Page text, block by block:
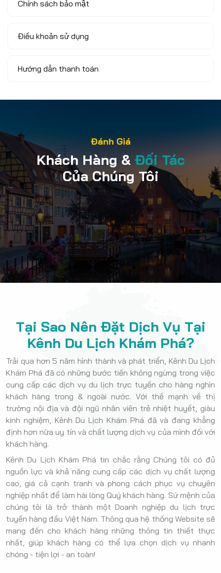
Chính sách bảo mật
Điều khoản sử dụng
Hướng dẫn thanh toán
Đánh Giá
Khách Hàng & Đối Tác
Của Chúng Tôi
Tại Sao Nên Đặt Dịch Vụ Tại
Kênh Du Lịch Khám Phá?
Trải qua hơn 5 năm hình thành và phát triển, Kênh Du Lịch
Khám Phá đã có những bước tiến không ngừng trong việc
cung cấp các dịch vụ du lịch trực tuyến cho hàng nghìn
khách hàng trong & ngoài nước. Với thế mạnh về thị
trường nội địa và đội ngũ nhân viên trẻ nhiệt huyết, giàu
kinh nghiệm, Kênh Du Lịch Khám Phá đã và đang khẳng
định hơn nữa uy tín và chất lượng dịch vụ của mình đối với
khách hàng.
Kênh Du Lịch Khám Phá tin chắc rằng Chúng tôi có đủ
nguồn lực và khả năng cung cấp các dịch vụ chất lượng
cao, giá cả cạnh tranh và phong cách phục vụ chuyên
nghiệp nhất để làm hài lòng Quý khách hàng. Sứ mệnh của
chúng tôi là trở thành một Doanh nghiệp du lịch trực
tuyến hàng đầu Việt Nam. Thông qua hệ thống Website sẽ
mang đến cho khách hàng những thông tin thiết thực
nhất, giúp khách hàng có thể lựa chọn dịch vụ nhanh
chóng - tiện lợi - an toàn!